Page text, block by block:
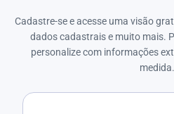
Cadastre-se e acesse uma visão
dados cadastrais e muito mais.
personalize com informações
medida.